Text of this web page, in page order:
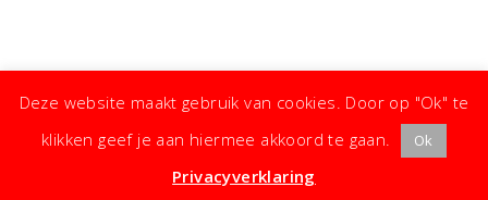
Koken met Karin· Kleine moeite, groot effect ·
Deze website maakt gebruik van cookies. Door op "Ok" te
klikken geef je aan hiermee akkoord te gaan.
Ok
Privacyverklaring